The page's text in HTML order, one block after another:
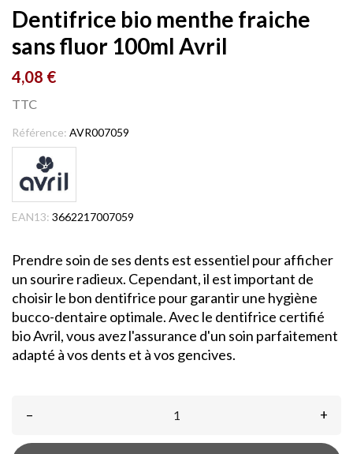
Dentifrice bio menthe fraiche
sans fluor 100ml Avril
4,08 €
TTC
Référence: AVR007059
EAN13: 3662217007059
Prendre soin de ses dents est essentiel pour afficher
un sourire radieux. Cependant, il est important de
choisir le bon dentifrice pour garantir une hygiène
bucco-dentaire optimale. Avec le dentifrice certifié
bio Avril, vous avez l'assurance d'un soin parfaitement
adapté à vos dents et à vos gencives.
– +